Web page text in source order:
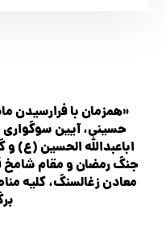
«همزمان با فرارسیدن
حسینی، آیین
اباعبدالله الحسین (ع)
جنگ رمضان و مقام شامخ
معادن زغالسنگ، کلیه